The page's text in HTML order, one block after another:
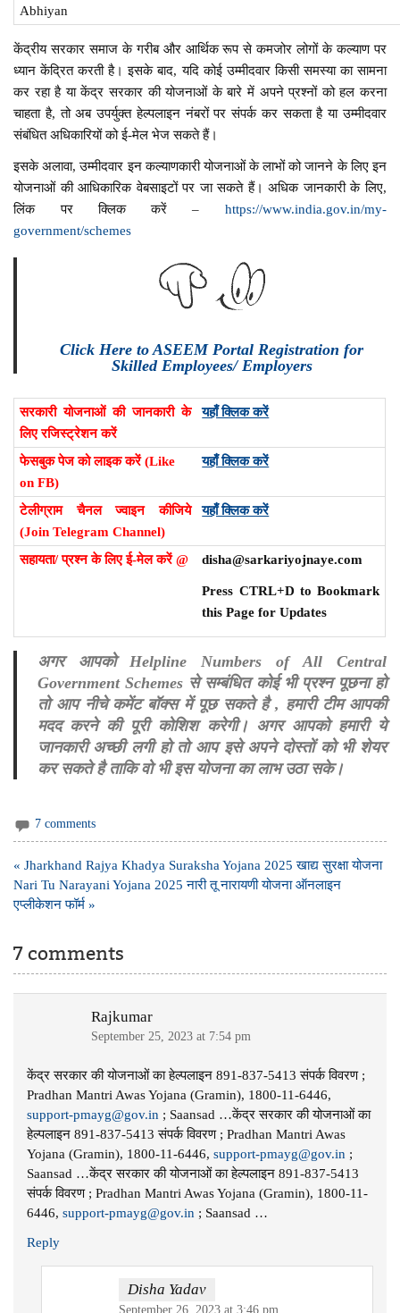
Abhiyan
केंद्रीय सरकार समाज के गरीब और आर्थिक रूप से कमजोर लोगों के कल्याण पर
ध्यान केंद्रित करती है। इसके बाद, यदि कोई उम्मीदवार किसी समस्या का सामना
कर रहा है या केंद्र सरकार की योजनाओं के बारे में अपने प्रश्नों को हल करना
चाहता है, तो अब उपर्युक्त हेल्पलाइन नंबरों पर संपर्क कर सकता है या उम्मीदवार
संबंधित अधिकारियों को ई-मेल भेज सकते हैं।
इसके अलावा, उम्मीदवार इन कल्याणकारी योजनाओं के लाभों को जानने के लिए इन
योजनाओं की आधिकारिक वेबसाइटों पर जा सकते हैं। अधिक जानकारी के लिए,
लिंक पर क्लिक करें – https://www.india.gov.in/my-
government/schemes
Click Here to ASEEM Portal Registration for
Skilled Employees/ Employers
सरकारी योजनाओं की जानकारी के
लिए रजिस्ट्रेशन करें
यहाँ क्लिक करें
फेसबुक पेज को लाइक करें (Like
on FB)
यहाँ क्लिक करें
टेलीग्राम चैनल ज्वाइन कीजिये
(Join Telegram Channel)
यहाँ क्लिक करें
सहायता/ प्रश्न के लिए ई-मेल करें @ disha@sarkariyojnaye.com
Press CTRL+D to Bookmark
this Page for Updates
अगर आपको Helpline Numbers of All Central
Government Schemes से सम्बंधित कोई भी प्रश्न पूछना हो
तो आप नीचे कमेंट बॉक्स में पूछ सकते है , हमारी टीम आपकी
मदद करने की पूरी कोशिश करेगी। अगर आपको हमारी ये
जानकारी अच्छी लगी हो तो आप इसे अपने दोस्तों को भी शेयर
कर सकते है ताकि वो भी इस योजना का लाभ उठा सके।
7 comments
Post
navigation
« Jharkhand Rajya Khadya Suraksha Yojana 2025 खाद्य सुरक्षा योजना
Nari Tu Narayani Yojana 2025 नारी तू नारायणी योजना ऑनलाइन
एप्लीकेशन फॉर्म »
7 comments
Rajkumar
September 25, 2023 at 7:54 pm
केंद्र सरकार की योजनाओं का हेल्पलाइन 891-837-5413 संपर्क विवरण ;
Pradhan Mantri Awas Yojana (Gramin), 1800-11-6446,
support-pmayg@gov.in ; Saansad …केंद्र सरकार की योजनाओं का
हेल्पलाइन 891-837-5413 संपर्क विवरण ; Pradhan Mantri Awas
Yojana (Gramin), 1800-11-6446,support-pmayg@gov.in ;
Saansad …केंद्र सरकार की योजनाओं का हेल्पलाइन 891-837-5413
संपर्क विवरण ; Pradhan Mantri Awas Yojana (Gramin), 1800-11-
6446,support-pmayg@gov.in ; Saansad …
Reply
Disha Yadav
September 26, 2023 at 3:46 pm